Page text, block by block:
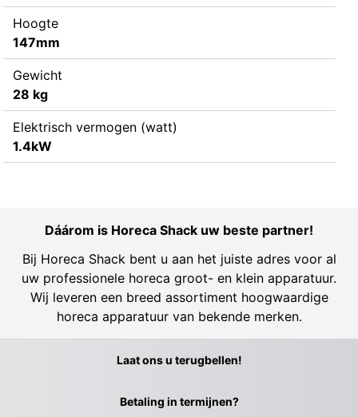
Hoogte
147mm
Gewicht
28 kg
Elektrisch vermogen (watt)
1.4kW
Dáárom is Horeca Shack uw beste partner!
Bij Horeca Shack bent u aan het juiste adres voor al
uw professionele horeca groot- en klein apparatuur.
Wij leveren een breed assortiment hoogwaardige
horeca apparatuur van bekende merken.
Laat ons u terugbellen!
Betaling in termijnen?